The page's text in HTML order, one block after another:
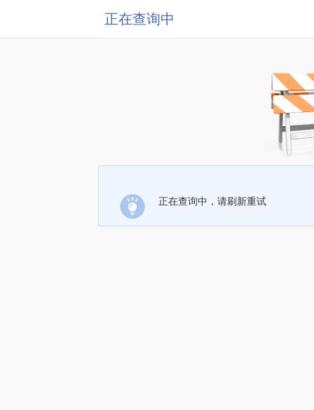
正在查询中
正在查询中，请刷新重试